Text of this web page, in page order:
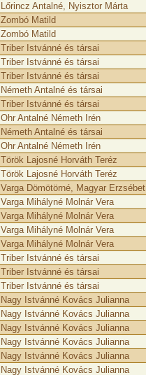
Lőrincz Antalné, Nyisztor Márta
Zombó Matild
Zombó Matild
Triber Istvánné és társai
Triber Istvánné és társai
Triber Istvánné és társai
Németh Antalné és társai
Triber Istvánné és társai
Ohr Antalné Németh Irén
Németh Antalné és társai
Ohr Antalné Németh Irén
Török Lajosné Horváth Teréz
Török Lajosné Horváth Teréz
Varga Dömötörné, Magyar Erzsébet
Varga Mihályné Molnár Vera
Varga Mihályné Molnár Vera
Varga Mihályné Molnár Vera
Varga Mihályné Molnár Vera
Triber Istvánné és társai
Triber Istvánné és társai
Triber Istvánné és társai
Nagy Istvánné Kovács Julianna
Nagy Istvánné Kovács Julianna
Nagy Istvánné Kovács Julianna
Nagy Istvánné Kovács Julianna
Nagy Istvánné Kovács Julianna
Nagy Istvánné Kovács Julianna